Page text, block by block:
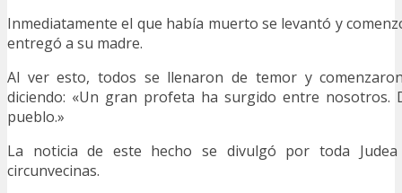
Inmediatamente el que había muerto se levantó y
entregó a su madre.
Al ver esto, todos se llenaron de temor y
diciendo: «Un gran profeta ha surgido entre nosotros.
pueblo.»
La noticia de este hecho se divulgó por toda
circunvecinas.